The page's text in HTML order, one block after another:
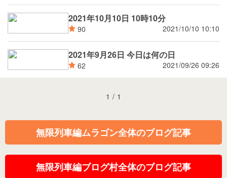
2021年10月10日 10時10分
90 2021/10/10 10:10
2021年9月26日 今日は何の日
62 2021/09/26 09:26
1 / 1
無限列車編ムラゴン全体のブログ記事
無限列車編ブログ村全体のブログ記事